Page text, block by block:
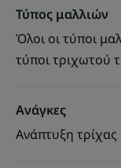
Τύπος μαλλιών
Όλοι οι τύποι
τύποι τριχωτού
Ανάγκες
Ανάπτυξη τρίχας